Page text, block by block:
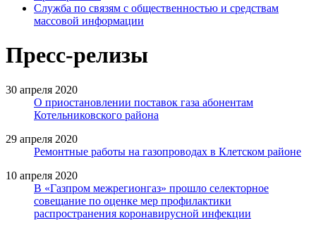
Служба по связям с общественностью и средствам
массовой информации
Пресс-релизы
30 апреля 2020
О приостановлении поставок газа абонентам
Котельниковского района
29 апреля 2020
Ремонтные работы на газопроводах в Клетском районе
10 апреля 2020
В «Газпром межрегионгаз» прошло селекторное
совещание по оценке мер профилактики
распространения коронавирусной инфекции